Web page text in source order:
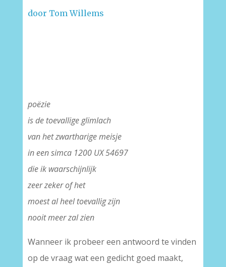
door Tom Willems
poëzie
is de toevallige glimlach
van het zwartharige meisje
in een simca 1200 UX 54697
die ik waarschijnlijk
zeer zeker of het
moest al heel toevallig zijn
nooit meer zal zien
Wanneer ik probeer een antwoord te vinden
op de vraag wat een gedicht goed maakt,